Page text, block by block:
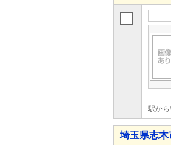
駅か
埼玉県志木